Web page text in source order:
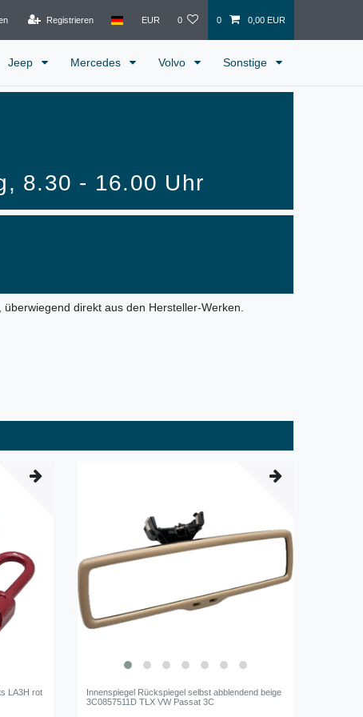
Registrieren EUR 0 0 0,00 EUR
Jeep Mercedes Volvo Sonstige
8.30 - 16.00 Uhr
direkt aus den Hersteller-Werken.
LA3H rot
Innenspiegel Rückspiegel selbst abblendend beige
3C0857511D TLX VW Passat 3C